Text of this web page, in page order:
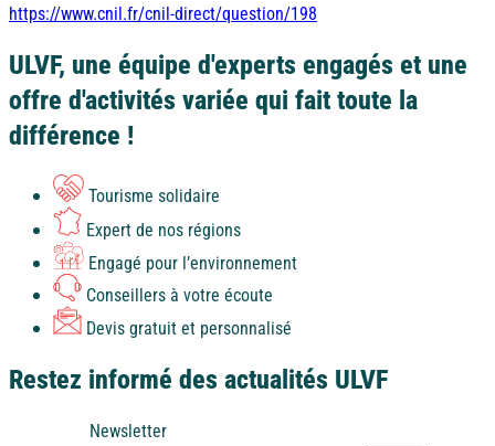
https://www.cnil.fr/cnil-direct/question/198
ULVF, une équipe d'experts engagés et une
offre d'activités variée qui fait toute la
différence !
Tourisme solidaire
Expert de nos régions
Engagé pour l’environnement
Conseillers à votre écoute
Devis gratuit et personnalisé
Restez informé des actualités ULVF
Newsletter